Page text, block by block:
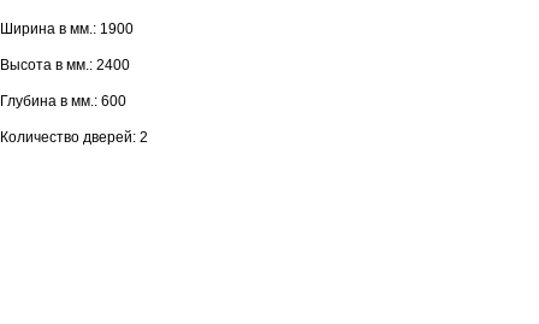
Ширина в мм.: 1900
Высота в мм.: 2400
Глубина в мм.: 600
Количество дверей: 2